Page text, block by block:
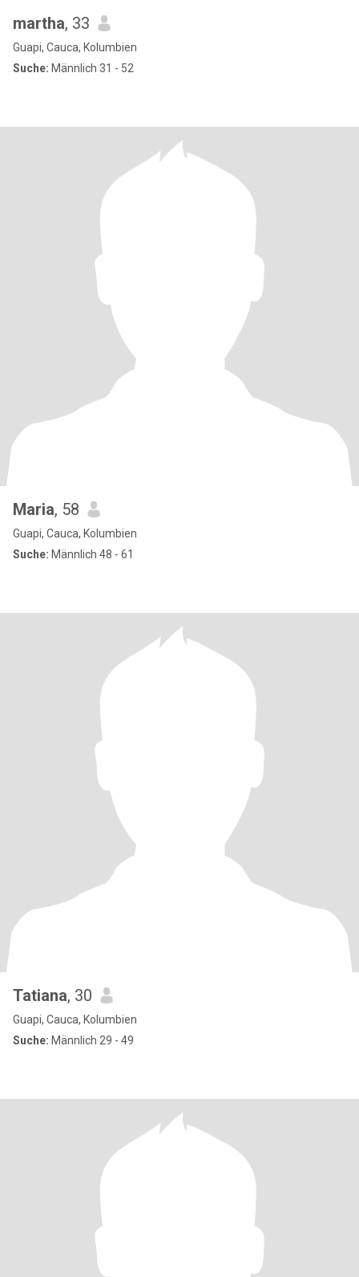
martha, 33
Guapi, Cauca, Kolumbien
Suche: Männlich 31 - 52
Maria, 58
Guapi, Cauca, Kolumbien
Suche: Männlich 48 - 61
Tatiana, 30
Guapi, Cauca, Kolumbien
Suche: Männlich 29 - 49